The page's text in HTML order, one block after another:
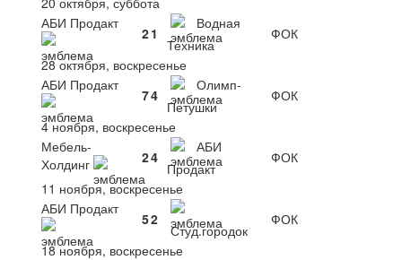
АБИ Продакт
21
Водная
Техника
ФОК
28 октября, воскресенье
АБИ Продакт
74
Олимп-
Петушки
ФОК
4 ноября, воскресенье
Мебель-
Холдинг
24
АБИ
Продакт
ФОК
11 ноября, воскресенье
АБИ Продакт
52
Студ.городок
ФОК
18 ноября, воскресенье